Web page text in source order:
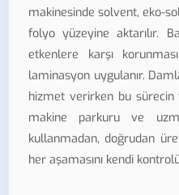
makinesinde solvent, eko-
folyo yüzeyine aktarılır.
etkenlere karşı
laminasyon uygulanır.
hizmet verirken bu sürecin
makine parkuru ve
kullanmadan, doğrudan
her aşamasını kendi